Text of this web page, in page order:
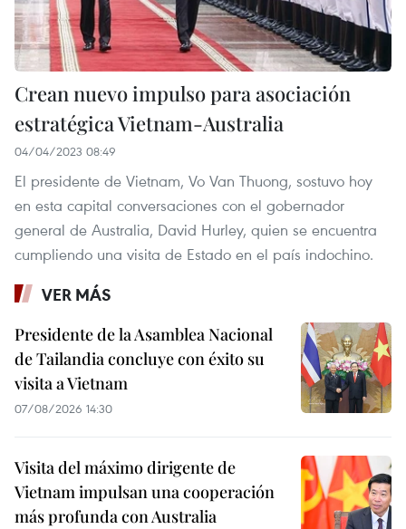
Crean nuevo impulso para asociación
estratégica Vietnam-Australia
04/04/2023 08:49
El presidente de Vietnam, Vo Van Thuong, sostuvo hoy
en esta capital conversaciones con el gobernador
general de Australia, David Hurley, quien se encuentra
cumpliendo una visita de Estado en el país indochino.
VER MÁS
Presidente de la Asamblea Nacional
de Tailandia concluye con éxito su
visita a Vietnam
07/08/2026 14:30
Visita del máximo dirigente de
Vietnam impulsan una cooperación
más profunda con Australia